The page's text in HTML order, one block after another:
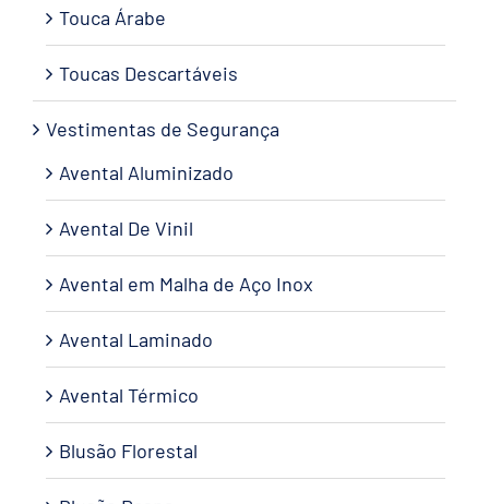
Touca Árabe
Toucas Descartáveis
Vestimentas de Segurança
Avental Aluminizado
Avental De Vinil
Avental em Malha de Aço Inox
Avental Laminado
Avental Térmico
Blusão Florestal